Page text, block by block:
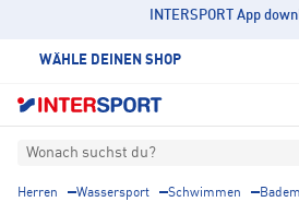
INTERSPORT App
WÄHLE DEINEN SHOP
Wonach suchst du?
Herren Wassersport Schwimmen